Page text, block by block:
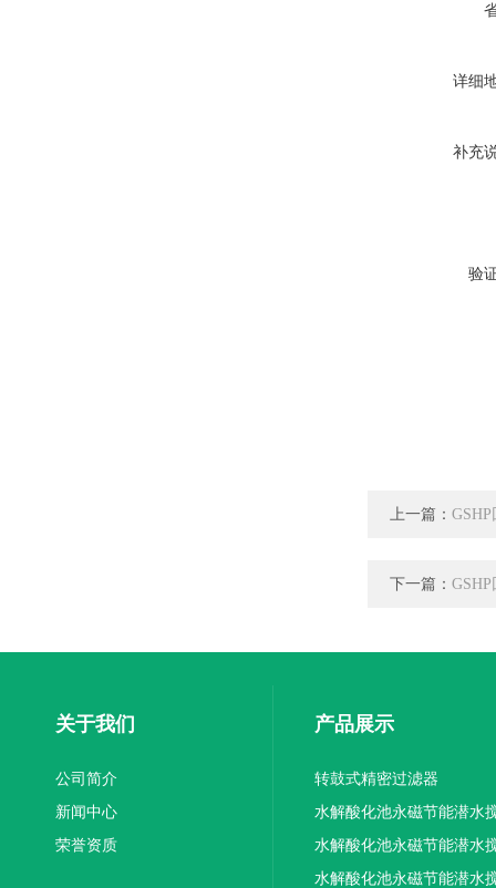
详细
补充
验
上一篇：
下一篇：
关于我们
公司简介
新闻中心
荣誉资质
产品展示
转鼓式精密过滤器
水解酸化池永磁节能潜水
机厂家供应
水解酸化池永磁节能潜水
机厂家直销
水解酸化池永磁节能潜水